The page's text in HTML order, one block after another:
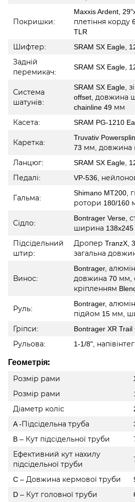
Покришки:
Maxxis Ardent,
плетіння корду
TLR
Шифтер:
SRAM SX Eagle,
Задній
перемикач:
SRAM SX Eagle,
Система
шатунів:
SRAM SX Eagle,
offset, довжина
chainline 49 мм
Касета:
SRAM PG-1210
Каретка:
Truvativ
73 мм
довжина
Ланцюг:
SRAM SX Eagle,
Педалі:
VP-536,
Гальма:
Shimano MT200,
ротори 180/160
Сідло:
Bontrager Verse,
ширина
Підсідельний
штир:
Дропер TranzX,
загальна
Винос:
Bontrager,
довжина 70 мм,
кріпленням
Руль:
Bontrager,
підйом 15 мм,
Гріпси:
Bontrager XR
Рульова:
1-1/8",
Геометрія:
Розмір рами
Розмір рами
Діаметр коліс
A -Підсідельна труба
B – Кут підсідельної труби
Ефективний кут нахилу
підсідельної труби
C – Довжина кермової труби
D – Кут головної труби